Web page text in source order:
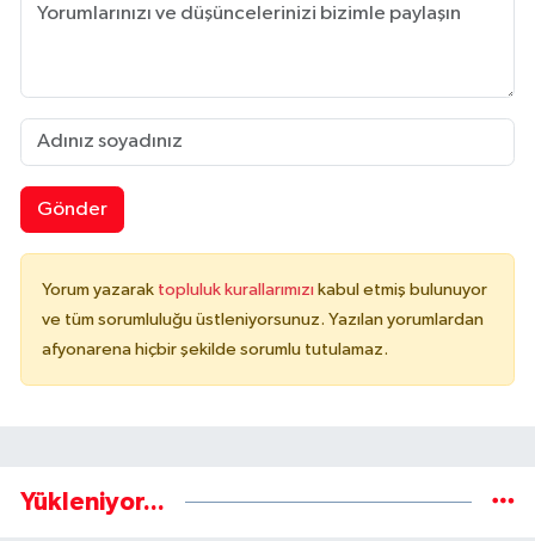
Gönder
Yorum yazarak topluluk kurallarımızı kabul etmiş bulunuyor
ve tüm sorumluluğu üstleniyorsunuz. Yazılan yorumlardan
afyonarena hiçbir şekilde sorumlu tutulamaz.
Yükleniyor...